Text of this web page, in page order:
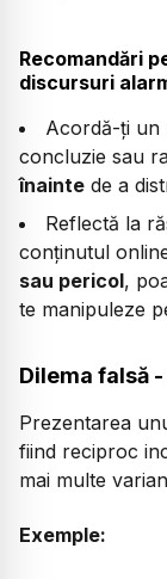
Recomandări
discursuri
Acordă-ți un
concluzie sau
înainte de a
Reflectă la
conținutul
sau pericol,
te manipuleze
Dilema falsă
Prezentarea
fiind reciproc
mai multe
Exemple: